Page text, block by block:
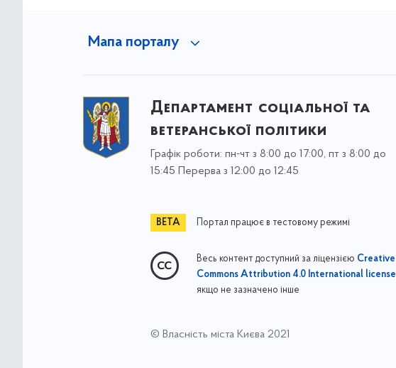
Мапа порталу
Департамент соціальної та
ветеранської політики
Графік роботи: пн-чт з 8:00 до 17:00, пт з 8:00 до
15:45 Перерва з 12:00 до 12:45
Портал працює в тестовому режимі
Весь контент доступний за ліцензією Creative
Commons Attribution 4.0 International license
якщо не зазначено інше
© Власність міста Києва 2021